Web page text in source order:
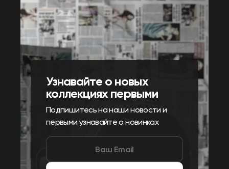
Узнавайте о новых
коллекциях первыми
Подпишитесь на наши новости и
первыми узнавайте о новинках